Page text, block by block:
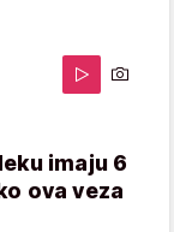
imaju 6
ova veza